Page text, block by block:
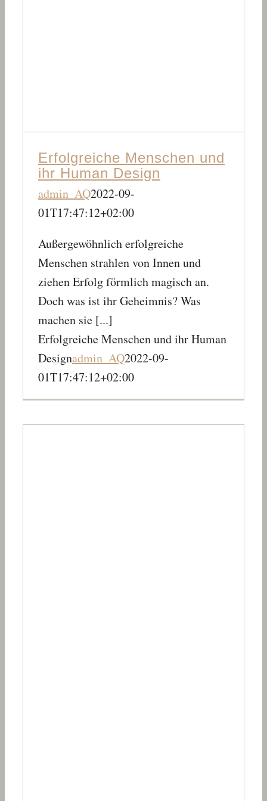
Erfolgreiche Menschen und
ihr Human Design
admin_AQ2022-09-
01T17:47:12+02:00
Außergewöhnlich erfolgreiche
Menschen strahlen von Innen und
ziehen Erfolg förmlich magisch an.
Doch was ist ihr Geheimnis? Was
machen sie [...]
Erfolgreiche Menschen und ihr Human
Designadmin_AQ2022-09-
01T17:47:12+02:00